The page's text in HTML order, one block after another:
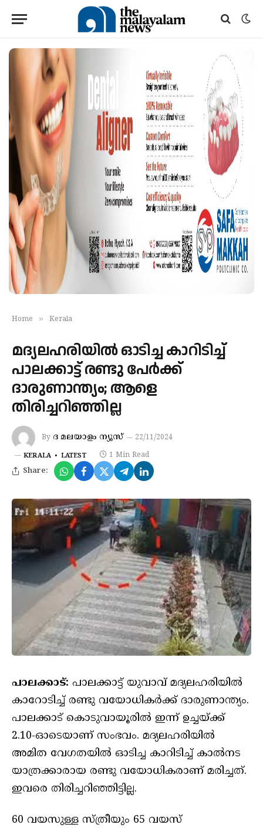
Home » Kerala
മദ്യലഹരിയിൽ ഓടിച്ച കാറിടിച്ച്
പാലക്കാട്ട് രണ്ടു പേർക്ക്
ദാരുണാന്ത്യം; ആളെ
തിരിച്ചറിഞ്ഞില്ല
By ദ മലയാളം ന്യൂസ്‌ 22/11/2024
KERALA LATEST 1 Min Read
Share:
പാലക്കാട്: പാലക്കാട്ട് യുവാവ് മദ്യലഹരിയിൽ
കാറോടിച്ച് രണ്ടു വയോധികർക്ക് ദാരുണാന്ത്യം.
പാലക്കാട് കൊടുവായൂരിൽ ഇന്ന് ഉച്ചയ്ക്ക്
2.10-ഓടെയാണ് സംഭവം. മദ്യലഹരിയിൽ
അമിത വേഗതയിൽ ഓടിച്ച കാറിടിച്ച് കാൽനട
യാത്രക്കാരായ രണ്ടു വയോധികരാണ് മരിച്ചത്.
ഇവരെ തിരിച്ചറിഞ്ഞിട്ടില്ല.
60 വയസുള്ള സ്ത്രീയും 65 വയസ്